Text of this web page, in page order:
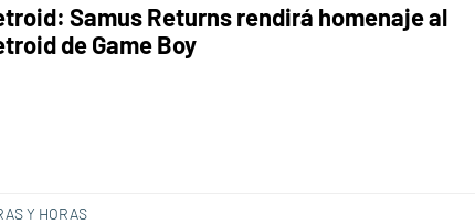
Samus Returns rendirá homenaje al
de Game Boy
Y HORAS